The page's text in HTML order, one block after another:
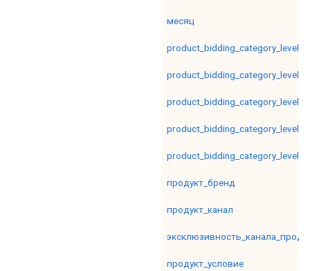
месяц
product_bidding_category_level1
product_bidding_category_level2
product_bidding_category_level3
product_bidding_category_level4
product_bidding_category_level5
продукт_бренд
продукт_канал
продукт_условие